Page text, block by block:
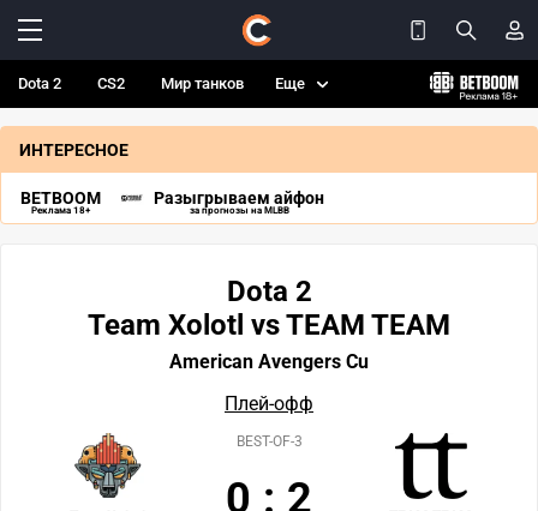
Dota 2 CS2 Мир танков Еще
ИНТЕРЕСНОЕ
BETBOOM
Реклама 18+
Разыгрываем айфон
за прогнозы на MLBB
Dota 2
Team Xolotl vs TEAM TEAM
American Avengers Cu
Плей-офф
BEST-OF-3
0 : 2